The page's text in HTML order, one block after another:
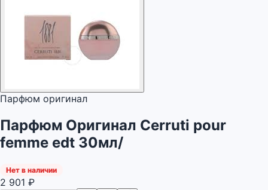
Парфюм оригинал
Парфюм Оригинал Cerruti pour
femme edt 30мл/
Нет в наличии
2 901 ₽